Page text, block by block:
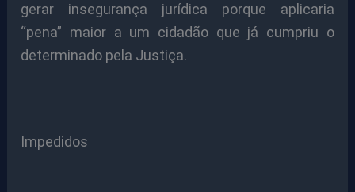
gerar insegurança jurídica porque aplicaria
“pena” maior a um cidadão que já cumpriu o
determinado pela Justiça.
Impedidos